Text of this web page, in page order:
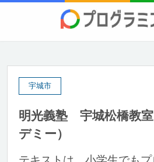
宇城市
明光義塾 宇城松橋教
デミー）